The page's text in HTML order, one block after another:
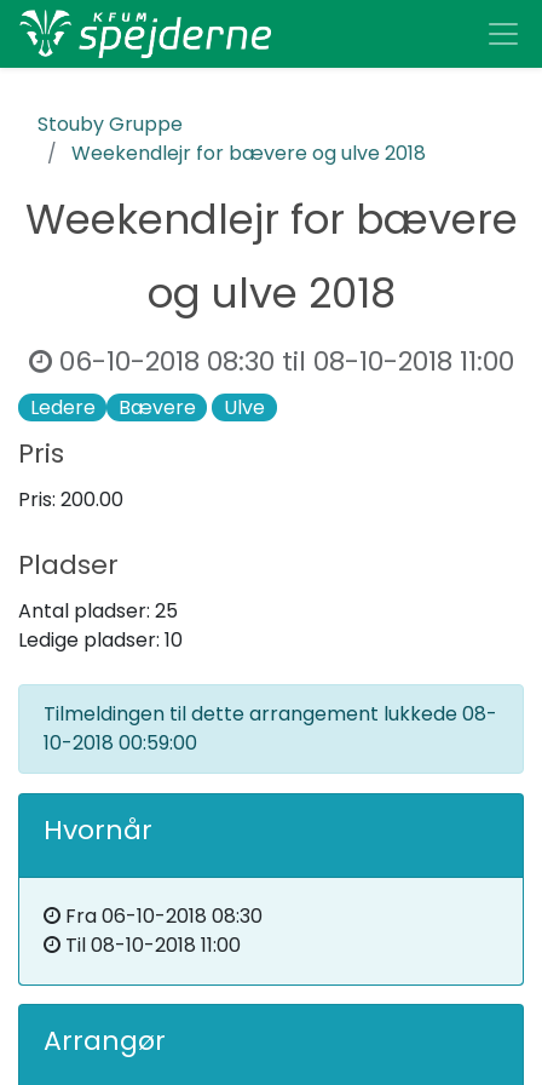
Stouby Gruppe
Weekendlejr for bævere og ulve 2018
Weekendlejr for bævere
og ulve 2018
06-10-2018 08:30 til 08-10-2018 11:00
Ledere ​Bævere Ulve
Pris
Pris: 200.00
Pladser
Antal pladser: 25
Ledige pladser: 10
Tilmeldingen til dette arrangement lukkede08-
10-2018 00:59:00
Hvornår
Fra06-10-2018 08:30
Til08-10-2018 11:00
Arrangør